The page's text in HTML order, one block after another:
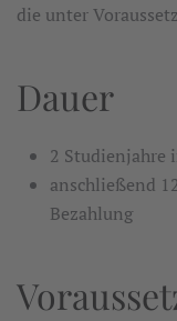
die unter
Dauer
2 Studienjahre
anschließend
Bezahlung